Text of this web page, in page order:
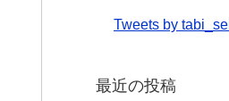
Tweets by
最近の投稿